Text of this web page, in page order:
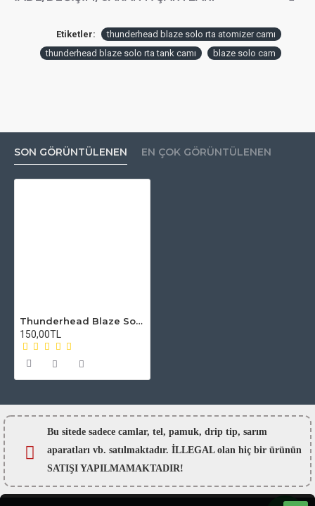
Etiketler:
thunderhead blaze solo rta atomizer camı
thunderhead blaze solo rta tank camı
blaze solo cam
SON GÖRÜNTÜLENEN EN ÇOK GÖRÜNTÜLENEN
Thunderhead Blaze Solo RTA Atomizer Camı
150,00TL
Bu sitede sadece camlar, tel, pamuk, drip tip, sarım
aparatları vb. satılmaktadır. İLLEGAL olan hiç bir ürünün
SATIŞI YAPILMAMAKTADIR!